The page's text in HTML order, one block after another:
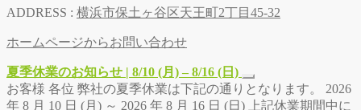
ADDRESS : 横浜市保土ヶ谷区天王町2丁目45-32
ホームページからお問い合わせ
夏季休業のお知らせ | 8/10 (月) – 8/16 (日)
お客様 各位 弊社の夏季休業は下記の通りとなります。 2026
年 8 月 10 日 (月) ～ 2026 年 8 月 16 日 (日) 上記休業期間中に